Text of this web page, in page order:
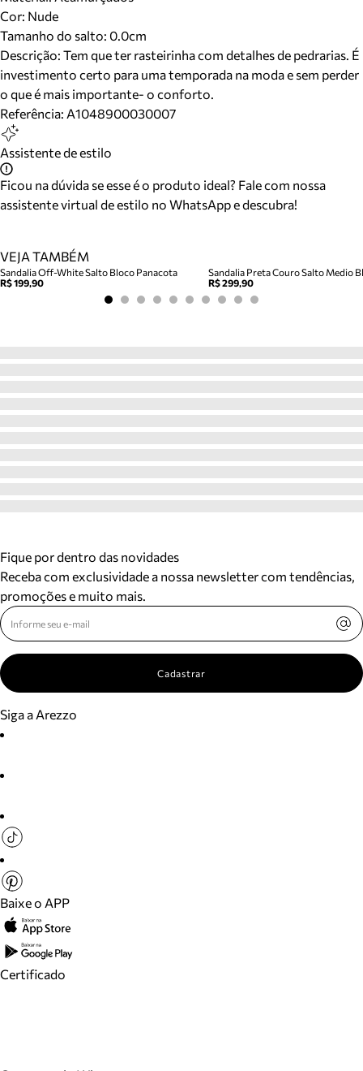
Cor: Nude
Tamanho do salto: 0.0cm
Descrição: Tem que ter rasteirinha com detalhes de pedrarias. É
investimento certo para uma temporada na moda e sem perder
o que é mais importante- o conforto.
Referência: A1048900030007
Assistente de estilo
Ficou na dúvida se esse é o produto ideal? Fale com nossa
assistente virtual de estilo no WhatsApp e descubra!
VEJA TAMBÉM
Sandalia Off-White Salto Bloco Panacota
R$ 199,90
Sandalia Preta Couro Salto Medio
R$ 299,90
Fique por dentro das novidades
Receba com exclusividade a nossa newsletter com tendências,
promoções e muito mais.
Cadastrar
Siga a Arezzo
Baixe o APP
Certificado